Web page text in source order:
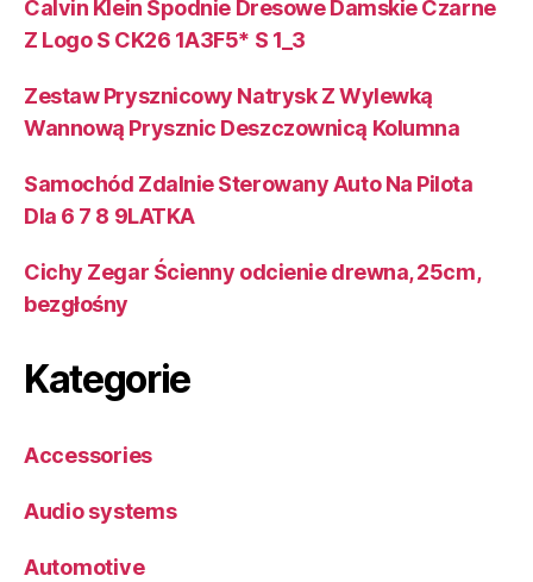
Calvin Klein Spodnie Dresowe Damskie Czarne
Z Logo S CK26 1A3F5* S 1_3
Zestaw Prysznicowy Natrysk Z Wylewką
Wannową Prysznic Deszczownicą Kolumna
Samochód Zdalnie Sterowany Auto Na Pilota
Dla 6 7 8 9LATKA
Cichy Zegar Ścienny odcienie drewna, 25cm,
bezgłośny
Kategorie
Accessories
Audio systems
Automotive